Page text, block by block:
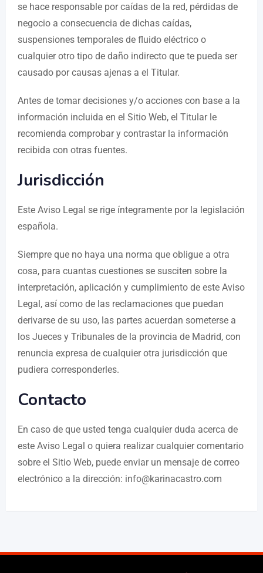
se hace responsable por caídas de la red, pérdidas de
negocio a consecuencia de dichas caídas,
suspensiones temporales de fluido eléctrico o
cualquier otro tipo de daño indirecto que te pueda ser
causado por causas ajenas a el Titular.
Antes de tomar decisiones y/o acciones con base a la
información incluida en el Sitio Web, el Titular le
recomienda comprobar y contrastar la información
recibida con otras fuentes.
Jurisdicción
Este Aviso Legal se rige íntegramente por la legislación
española.
Siempre que no haya una norma que obligue a otra
cosa, para cuantas cuestiones se susciten sobre la
interpretación, aplicación y cumplimiento de este Aviso
Legal, así como de las reclamaciones que puedan
derivarse de su uso, las partes acuerdan someterse a
los Jueces y Tribunales de la provincia de Madrid, con
renuncia expresa de cualquier otra jurisdicción que
pudiera corresponderles.
Contacto
En caso de que usted tenga cualquier duda acerca de
este Aviso Legal o quiera realizar cualquier comentario
sobre el Sitio Web, puede enviar un mensaje de correo
electrónico a la dirección: info@karinacastro.com